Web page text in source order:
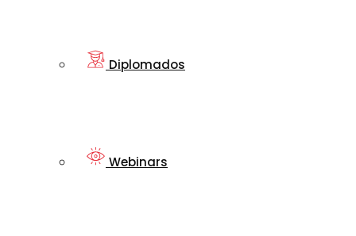
Diplomados
Webinars